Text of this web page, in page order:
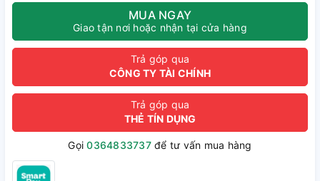
MUA NGAY
Giao tận nơi hoặc nhận tại cửa hàng
Trả góp qua
CÔNG TY TÀI CHÍNH
Trả góp qua
THẺ TÍN DỤNG
Gọi0364833737để tư vấn mua hàng